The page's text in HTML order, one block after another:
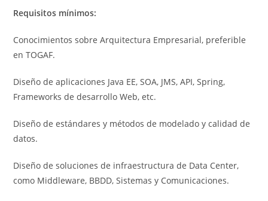
Requisitos mínimos:
Conocimientos sobre Arquitectura Empresarial, preferible
en TOGAF.
Diseño de aplicaciones Java EE, SOA, JMS, API, Spring,
Frameworks de desarrollo Web, etc.
Diseño de estándares y métodos de modelado y calidad de
datos.
Diseño de soluciones de infraestructura de Data Center,
como Middleware, BBDD, Sistemas y Comunicaciones.